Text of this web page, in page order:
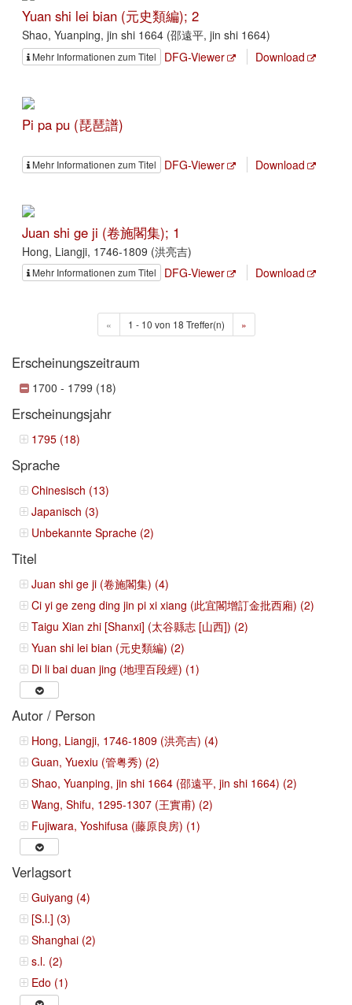
Yuan shi lei bian (元史類編); 2
Shao, Yuanping, jin shi 1664 (邵遠平, jin shi 1664)
Mehr Informationen zum Titel DFG-Viewer Download
Pi pa pu (琵琶譜)
Mehr Informationen zum Titel DFG-Viewer Download
Juan shi ge ji (卷施閣集); 1
Hong, Liangji, 1746-1809 (洪亮吉)
Mehr Informationen zum Titel DFG-Viewer Download
« 1 - 10 von 18 Treffer(n) »
Erscheinungszeitraum
1700 - 1799 (18)
Erscheinungsjahr
1795 (18)
Sprache
Chinesisch (13)
Japanisch (3)
Unbekannte Sprache (2)
Titel
Juan shi ge ji (卷施閣集) (4)
Ci yi ge zeng ding jin pi xi xiang (此宜閣增訂金批西廂) (2)
Taigu Xian zhi [Shanxi] (太谷縣志 [山西]) (2)
Yuan shi lei bian (元史類編) (2)
Di li bai duan jing (地理百段經) (1)
Autor / Person
Hong, Liangji, 1746-1809 (洪亮吉) (4)
Guan, Yuexiu (管粤秀) (2)
Shao, Yuanping, jin shi 1664 (邵遠平, jin shi 1664) (2)
Wang, Shifu, 1295-1307 (王實甫) (2)
Fujiwara, Yoshifusa (藤原良房) (1)
Verlagsort
Guiyang (4)
[S.l.] (3)
Shanghai (2)
s.l. (2)
Edo (1)